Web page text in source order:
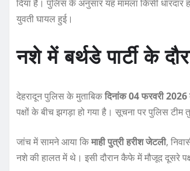
e
o
o
k
te
r
s
p
p
re
दिया है। पुलिस के अनुसार यह मामला किसी
युवती घायल हुई।
नशे में बर्थडे पार्टी के
देहरादून पुलिस के मुताबिकदिनांक 04 फरवरी 2026
पक्षों के बीच झगड़ा हो गया है। सूचना पर पुलिस टीम
जांच में सामने आया किमाही पुत्री हरीश जेटली,
नशे की हालत में थे। इसी दौरान कैफे में मौजूद दूसरे